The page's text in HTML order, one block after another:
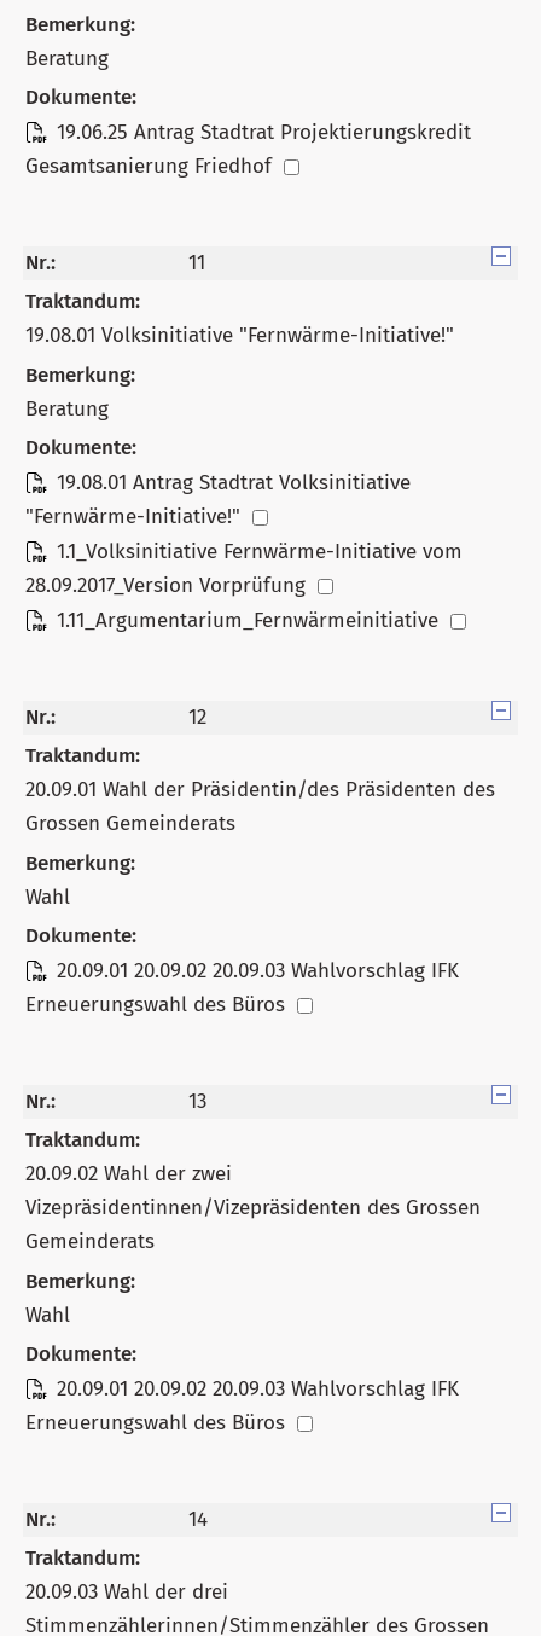
Bemerkung:
Beratung
Dokumente:
19.06.25 Antrag Stadtrat Projektierungskredit
Gesamtsanierung Friedhof
Nr.:
11
Traktandum:
19.08.01 Volksinitiative "Fernwärme-Initiative!"
Bemerkung:
Beratung
Dokumente:
19.08.01 Antrag Stadtrat Volksinitiative
"Fernwärme-Initiative!"
1.1_Volksinitiative Fernwärme-Initiative vom
28.09.2017_Version Vorprüfung
1.11_Argumentarium_Fernwärmeinitiative
Nr.:
12
Traktandum:
20.09.01 Wahl der Präsidentin/des Präsidenten des
Grossen Gemeinderats
Bemerkung:
Wahl
Dokumente:
20.09.01 20.09.02 20.09.03 Wahlvorschlag IFK
Erneuerungswahl des Büros
Nr.:
13
Traktandum:
20.09.02 Wahl der zwei
Vizepräsidentinnen/Vizepräsidenten des Grossen
Gemeinderats
Bemerkung:
Wahl
Dokumente:
20.09.01 20.09.02 20.09.03 Wahlvorschlag IFK
Erneuerungswahl des Büros
Nr.:
14
Traktandum:
20.09.03 Wahl der drei
Stimmenzählerinnen/Stimmenzähler des Grossen